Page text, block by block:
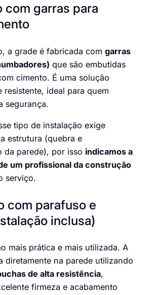
com garras para
a grade é fabricada com garras
que são embutidas
cimento. É uma solução
resistente, ideal para quem
segurança.
tipo de instalação exige
estrutura (quebra e
da parede), por isso indicamos a
um profissional da construção
serviço.
com parafuso e
inclusa)
mais prática e mais utilizada. A
diretamente na parede utilizando
de alta resistência,
firmeza e acabamento